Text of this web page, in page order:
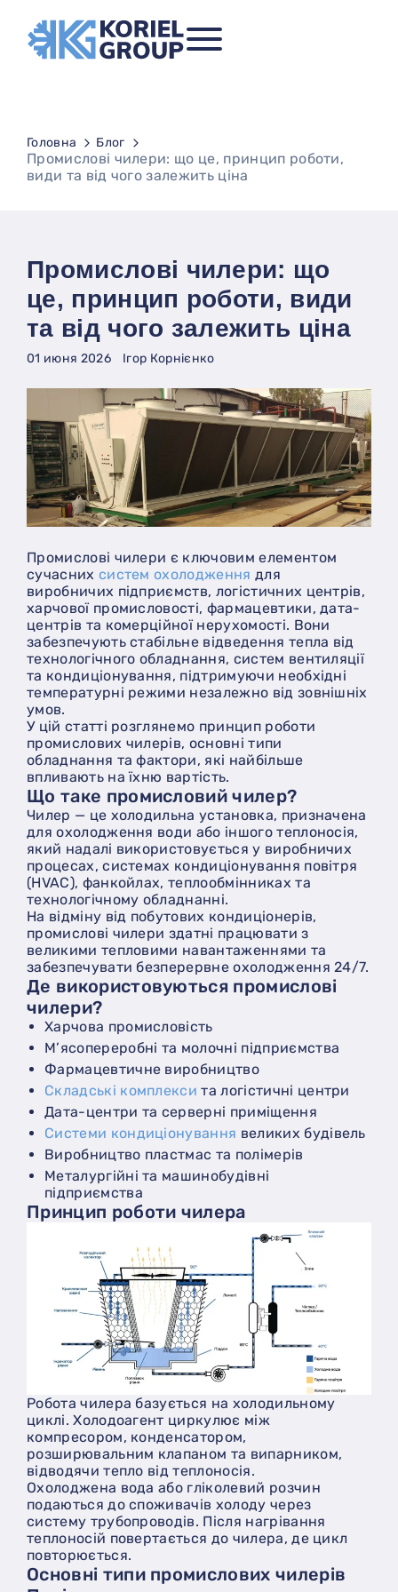
Головна Блог
Промислові чилери: що це, принцип роботи,
види та від чого залежить ціна
Промислові чилери: що
це, принцип роботи, види
та від чого залежить ціна
01 июня 2026 Ігор Корнієнко
Промислові чилери є ключовим елементом
сучасних систем охолодження для
виробничих підприємств, логістичних центрів,
харчової промисловості, фармацевтики, дата-
центрів та комерційної нерухомості. Вони
забезпечують стабільне відведення тепла від
технологічного обладнання, систем вентиляції
та кондиціонування, підтримуючи необхідні
температурні режими незалежно від зовнішніх
умов.
У цій статті розглянемо принцип роботи
промислових чилерів, основні типи
обладнання та фактори, які найбільше
впливають на їхню вартість.
Що таке промисловий чилер?
Чилер — це холодильна установка, призначена
для охолодження води або іншого теплоносія,
який надалі використовується у виробничих
процесах, системах кондиціонування повітря
(HVAC), фанкойлах, теплообмінниках та
технологічному обладнанні.
На відміну від побутових кондиціонерів,
промислові чилери здатні працювати з
великими тепловими навантаженнями та
забезпечувати безперервне охолодження 24/7.
Де використовуються промислові
чилери?
Харчова промисловість
М’ясопереробні та молочні підприємства
Фармацевтичне виробництво
Складські комплекси та логістичні центри
Дата-центри та серверні приміщення
Системи кондиціонування великих будівель
Виробництво пластмас та полімерів
Металургійні та машинобудівні
підприємства
Принцип роботи чилера
Робота чилера базується на холодильному
циклі. Холодоагент циркулює між
компресором, конденсатором,
розширювальним клапаном та випарником,
відводячи тепло від теплоносія.
Охолоджена вода або гліколевий розчин
подаються до споживачів холоду через
систему трубопроводів. Після нагрівання
теплоносій повертається до чилера, де цикл
повторюється.
Основні типи промислових чилерів